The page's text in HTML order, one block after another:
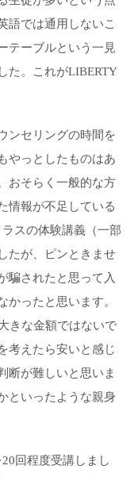
語では通用しないこ
テーブルという一見
た。これがLIBERTY
ンセリングの時間を
やっとしたものはあ
おそらく一般的な方
情報が不足している
ラスの体験講義（一部
たが、ピンときませ
騙されたと思って入
かったと思います。
きな金額ではないで
考えたら安いと感じ
断が難しいと思いま
といったような親身
回程度受講しまし